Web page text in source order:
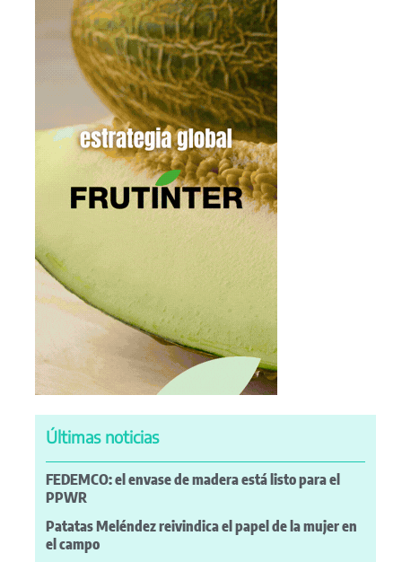
Últimas noticias
FEDEMCO: el envase de madera está listo para el
PPWR
Patatas Meléndez reivindica el papel de la mujer en
el campo